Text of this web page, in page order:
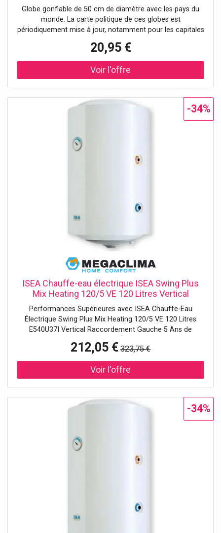
Globe gonflable de 50 cm de diamètre avec les pays du
monde. La carte politique de ces globes est
périodiquement mise à jour, notamment pour les capitales
adaptées afin de plaire aux enfants. CalyToys utilise plus
de six couleurs différentes d'impression pour une plus
grande qualité visuelle. Notice d'instruction détaillée. Pour
enfant de 5 ans et +. NB : Pour des raisons d'hygiène, les
20,95 €
ISEA Chauffe-eau électrique ISEA Swing Plus
Mix Heating 120/5 VE 120 Litres Vertical
Raccord Gauche 5 Ans de Garantie
Performances Supérieures avec ISEA Chauffe-Eau
Électrique Swing Plus Mix Heating 120/5 VE 120 Litres
E540U37I Vertical Raccordement Gauche 5 Ans de
Heating 120/5 VE est conçu pour fournir de l'eau chaude
de manière constante et efficace, grâce à sa capacité de
120 litres et à sa technologie de chauffage avancée. Ce
modèle est idéal pour les familles et les environnements
quantité d'eau chaude nécessaire pour un confort
maximal. Capacité de 120 litres, adaptée aux grandes
familles. Installation verticale pour optimiser l'espace.
n'importe quel système. ISEA Swing Plus Mix Heating :
Fiabilité et Design Intelligent Le ISEA Swing Plus Mix
Heating se distingue par son design élégant et compact,
vie et des performances constantes dans le temps. 5 ans
de garantie pour une plus grande tranquillité d'esprit.
212,05 € 323,75 €
-34%
-34%